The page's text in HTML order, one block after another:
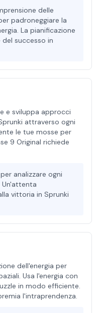
delle
padroneggiare la
La pianificazione
successo in
e sviluppa approcci
attraverso ogni
le tue mosse per
9 Original richiede
analizzare ogni
Un'attenta
vittoria in Sprunki
dell'energia per
Usa l'energia con
in modo efficiente.
l'intraprendenza.